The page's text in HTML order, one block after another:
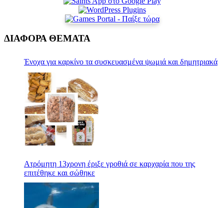
ΔΙΑΦΟΡΑ ΘΕΜΑΤΑ
Ένοχα για καρκίνο τα συσκευασμένα ψωμιά και δημητριακά
Ατρόμητη 13χρονη έριξε γροθιά σε καρχαρία που της
επιτέθηκε και σώθηκε